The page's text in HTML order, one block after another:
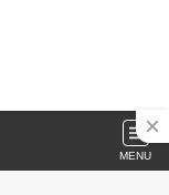
MENU